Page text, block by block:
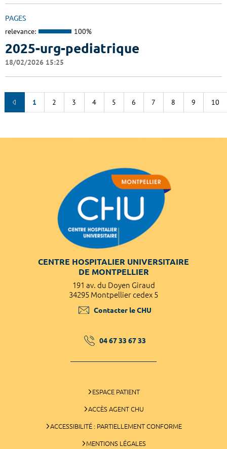
PAGES
relevance: 100%
2025-urg-pediatrique
18/02/2026 15:25
1 2 3 4 5 6 7 8 9 10
CENTRE HOSPITALIER UNIVERSITAIRE
DE MONTPELLIER
191 av. du Doyen Giraud
34295 Montpellier cedex 5
Contacter le CHU
04 67 33 67 33
ESPACE PATIENT
ACCÈS AGENT CHU
ACCESSIBILITÉ : PARTIELLEMENT CONFORME
MENTIONS LÉGALES